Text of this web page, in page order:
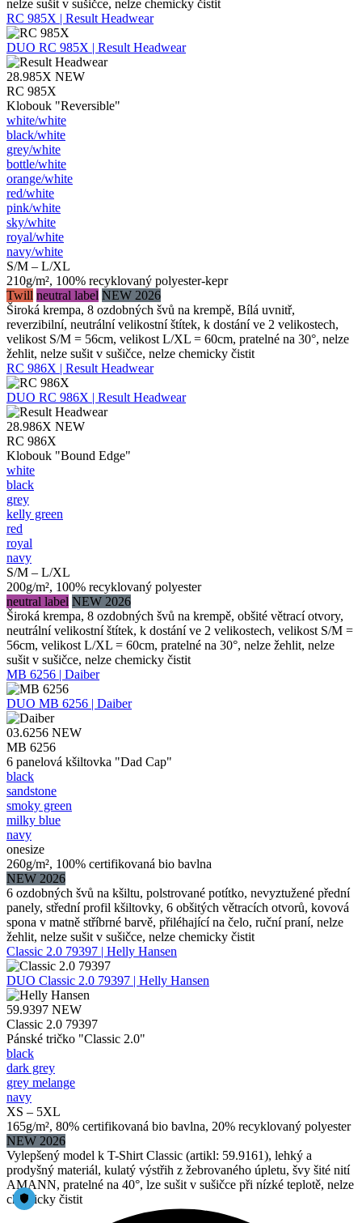
nelze sušit v sušičce, nelze chemicky čistit
RC 985X | Result Headwear
DUO RC 985X | Result Headwear
28.985X NEW
RC 985X
Klobouk "Reversible"
white/​white
black/​white
grey/​white
bottle/​white
orange/​white
red/​white
pink/​white
sky/​white
royal/​white
navy/​white
S/M – L/XL
210g/m², 100% recyklovaný polyester-kepr
Twill neutral label NEW 2026
Široká krempa, 8 ozdobných švů na krempě, Bílá uvnitř,
reverzibilní, neutrální velikostní štítek, k dostání ve 2 velikostech,
velikost S/M = 56cm, velikost L/XL = 60cm, pratelné na 30°, nelze
žehlit, nelze sušit v sušičce, nelze chemicky čistit
RC 986X | Result Headwear
DUO RC 986X | Result Headwear
28.986X NEW
RC 986X
Klobouk "Bound Edge"
white
black
grey
kelly green
red
royal
navy
S/M – L/XL
200g/m², 100% recyklovaný polyester
neutral label NEW 2026
Široká krempa, 8 ozdobných švů na krempě, obšité větrací otvory,
neutrální velikostní štítek, k dostání ve 2 velikostech, velikost S/M =
56cm, velikost L/XL = 60cm, pratelné na 30°, nelze žehlit, nelze
sušit v sušičce, nelze chemicky čistit
MB 6256 | Daiber
DUO MB 6256 | Daiber
03.6256 NEW
MB 6256
6 panelová kšiltovka "Dad Cap"
black
sandstone
smoky green
milky blue
navy
onesize
260g/m², 100% certifikovaná bio bavlna
NEW 2026
6 ozdobných švů na kšiltu, polstrované potítko, nevyztužené přední
panely, střední profil kšiltovky, 6 obšitých větracích otvorů, kovová
spona v matně stříbrné barvě, přiléhající na čelo, ruční praní, nelze
žehlit, nelze sušit v sušičce, nelze chemicky čistit
Classic 2.0 79397 | Helly Hansen
DUO Classic 2.0 79397 | Helly Hansen
59.9397 NEW
Classic 2.0 79397
Pánské tričko "Classic 2.0"
black
dark grey
grey melange
navy
XS – 5XL
165g/m², 80% certifikovaná bio bavlna, 20% recyklovaný polyester
NEW 2026
Vylepšený model k T-Shirt Classic (artikl: 59.9161), lehký a
prodyšný materiál, kulatý výstřih z žebrovaného úpletu, švy šité nití
AMANN, pratelné na 40°, lze sušit v sušičce při nízké teplotě, nelze
chemicky čistit